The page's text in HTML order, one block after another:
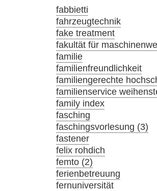
fabbietti
fahrzeugtechnik
fake treatment
fakultät für
familie
familienfreundlichkeit
familiengerechte
familienservice
family index
fasching
faschingsvorlesung (3)
fastener
felix rohdich
femto (2)
ferienbetreuung
fernuniversität